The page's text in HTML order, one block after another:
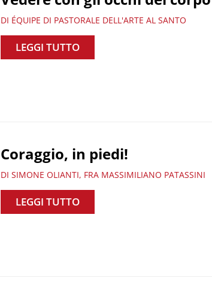
DI ÉQUIPE DI PASTORALE DELL'ARTE AL SANTO
LEGGI TUTTO
Coraggio, in piedi!
DI SIMONE OLIANTI, FRA MASSIMILIANO PATASSINI
LEGGI TUTTO